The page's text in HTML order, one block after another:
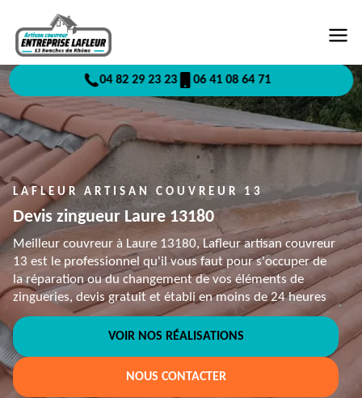
04 82 29 23 23 06 41 08 64 71
LAFLEUR ARTISAN COUVREUR 13
Devis zingueur Laure 13180
Meilleur couvreur à Laure 13180, Lafleur artisan couvreur
13 est le professionnel qu'il vous faut pour s'occuper de
la réparation ou du changement de vos éléments de
zingueries, devis gratuit et établi en moins de 24 heures
VOIR NOS RÉALISATIONS
NOUS CONTACTER